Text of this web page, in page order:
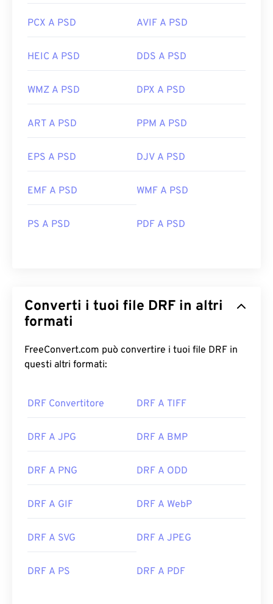
PCX A PSD AVIF A PSD
HEIC A PSD DDS A PSD
WMZ A PSD DPX A PSD
ART A PSD PPM A PSD
EPS A PSD DJV A PSD
EMF A PSD WMF A PSD
PS A PSD PDF A PSD
Converti i tuoi file DRF in altri
formati
FreeConvert.com può convertire i tuoi file DRF in
questi altri formati:
DRF Convertitore DRF A TIFF
DRF A JPG DRF A BMP
DRF A PNG DRF A ODD
DRF A GIF DRF A WebP
DRF A SVG DRF A JPEG
DRF A PS DRF A PDF